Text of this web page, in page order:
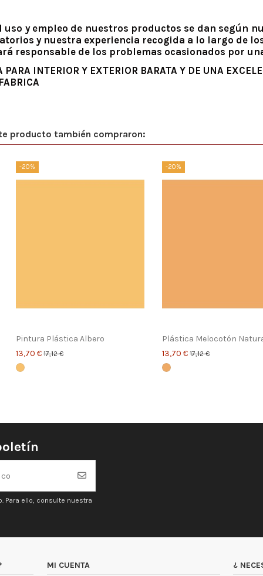
uso y empleo de nuestros productos se dan según
y nuestra experiencia recogida a lo largo de
responsable de los problemas ocasionados por
INTERIOR Y EXTERIOR BARATA Y DE UNA
producto también compraron:
-20%
Pintura Plástica Albero
13,70 € 17,12 €
-20%
Plástica Melocotón
13,70 €17,12 €
Para ello, consulte nuestra
MI CUENTA ¿